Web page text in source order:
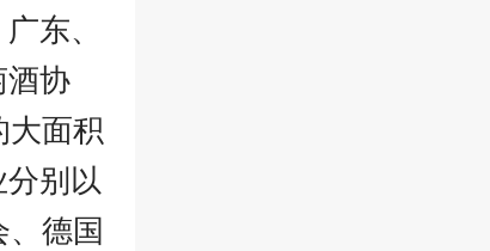
东、
协
面积
别以
德国